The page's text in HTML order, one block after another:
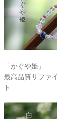
「かぐや姫」
最高品質サファ
ト